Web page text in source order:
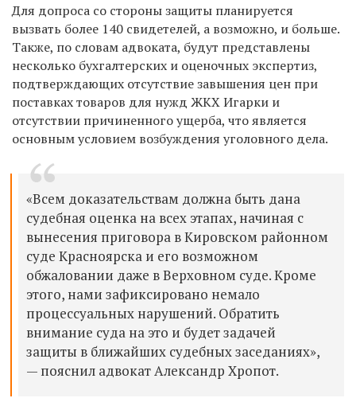
Для допроса со стороны защиты планируется
вызвать более 140 свидетелей, а возможно, и больше.
Также, по словам адвоката, будут представлены
несколько бухгалтерских и оценочных экспертиз,
подтверждающих отсутствие завышения цен при
поставках товаров для нужд ЖКХ Игарки и
отсутствии причиненного ущерба, что является
основным условием возбуждения уголовного дела.
«Всем доказательствам должна быть дана
судебная оценка на всех этапах, начиная с
вынесения приговора в Кировском районном
суде Красноярска и его возможном
обжаловании даже в Верховном суде. Кроме
этого, нами зафиксировано немало
процессуальных нарушений. Обратить
внимание суда на это и будет задачей
защиты в ближайших судебных заседаниях»,
— пояснил адвокат Александр Хропот.